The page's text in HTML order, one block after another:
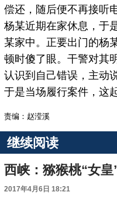
偿还，随后便不再接听
杨某近期在家休息，于
某家中。正要出门的杨
顿时傻了眼。干警对其
认识到自己错误，主动
于是当场履行案件，这
责编：赵滢溪
继续阅读
西峡：猕猴桃“女皇
2017年4月6日 18:21